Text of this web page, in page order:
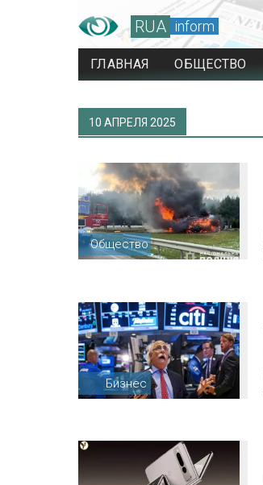
RUA inform
ГЛАВНАЯ ОБЩЕСТВО
10 АПРЕЛЯ 2025
Общество
Бизнес